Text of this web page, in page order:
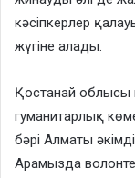
кәсіпкерлер
жүгіне алады.
Қостанай облысы
гуманитарлық
бәрі Алматы
Арамызда